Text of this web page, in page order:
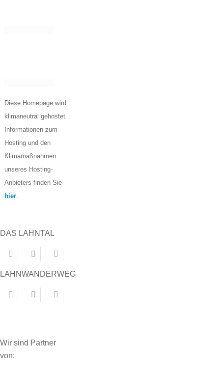
Diese Homepage wird
klimaneutral gehostet.
Informationen zum
Hosting und den
Klimamaßnahmen
unseres Hosting-
Anbieters finden Sie
hier.
DAS LAHNTAL
LAHNWANDERWEG
Wir sind Partner
von: